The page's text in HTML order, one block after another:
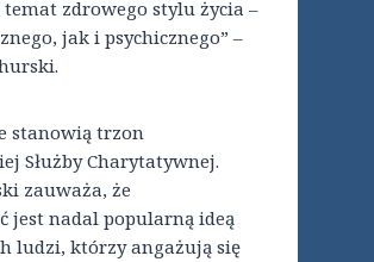
temat zdrowego stylu życia –
jak i psychicznego” –
stanowią trzon
Służby Charytatywnej.
zauważa, że
jest nadal popularną ideą
ludzi, którzy angażują się